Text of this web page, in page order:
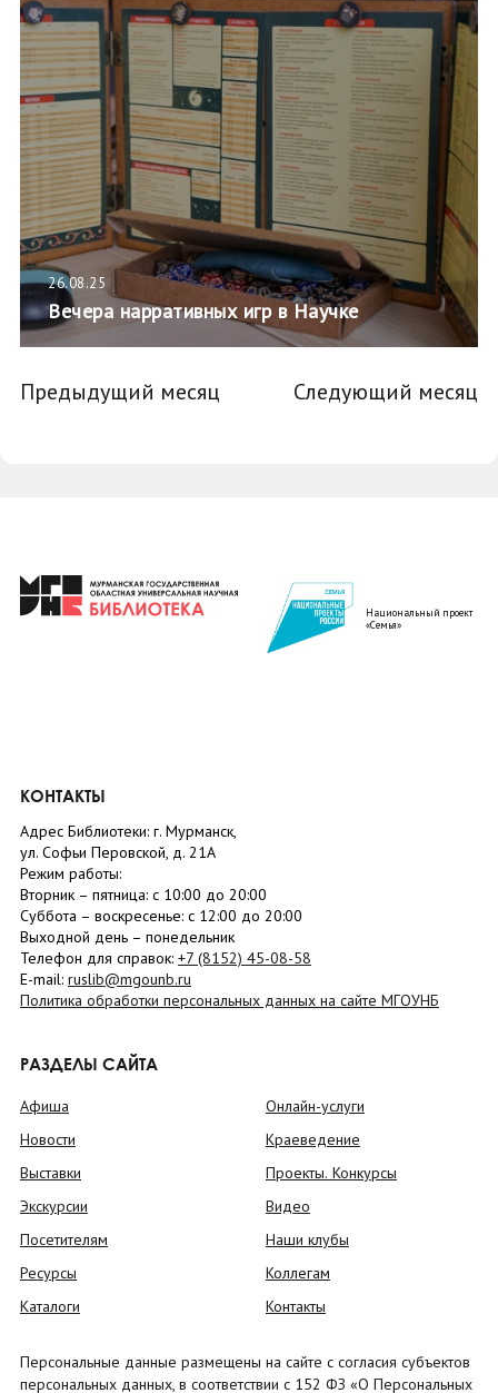
26.08.25
Вечера нарративных игр в Научке
Предыдущий месяц Следующий месяц
Национальный проект
«Семья»
КОНТАКТЫ
Адрес Библиотеки: г. Мурманск,
ул. Софьи Перовской, д. 21А
Режим работы:
Вторник – пятница: с 10:00 до 20:00
Суббота – воскресенье: c 12:00 до 20:00
Выходной день – понедельник
Телефон для справок: +7 (8152) 45-08-58
E-mail: ruslib@mgounb.ru
Политика обработки персональных данных на сайте МГОУНБ
РАЗДЕЛЫ САЙТА
Афиша
Новости
Выставки
Экскурсии
Посетителям
Ресурсы
Каталоги
Онлайн-услуги
Краеведение
Проекты. Конкурсы
Видео
Наши клубы
Коллегам
Контакты
Персональные данные размещены на сайте с согласия субъектов
персональных данных, в соответствии с 152 ФЗ «О Персональных